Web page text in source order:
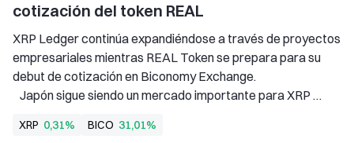
cotización del token REAL
XRP Ledger continúa expandiéndose a través de proyectos
empresariales mientras REAL Token se prepara para su
debut de cotización en Biconomy Exchange.
   Japón sigue siendo un mercado importante para XRP
financieras y tecnológicas.
XRP 0,31% BICO 31,01%